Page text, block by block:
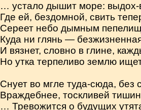
… устало дышит море: выдох-
Где ей, бездомной, свить
Сереет небо дымным
Куда ни глянь —
И вязнет, словно в глине,
Но утка терпеливо землю
Снует во мгле туда-сюда, без
Враждебнее, тоскливей
… Тревожится о будущих